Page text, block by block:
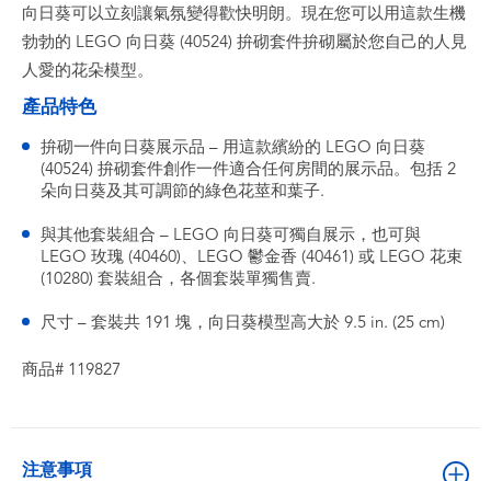
生活精品
向日葵可以立刻讓氣氛變得歡快明朗。現在您可以用這款生機
勃勃的 LEGO 向日葵 (40524) 拚砌套件拚砌屬於您自己的人見
人愛的花朵模型。
產品特色
拚砌一件向日葵展示品 – 用這款繽紛的 LEGO 向日葵
(40524) 拚砌套件創作一件適合任何房間的展示品。包括 2
朵向日葵及其可調節的綠色花莖和葉子.
與其他套裝組合 – LEGO 向日葵可獨自展示，也可與
LEGO 玫瑰 (40460)、LEGO 鬱金香 (40461) 或 LEGO 花束
(10280) 套裝組合，各個套裝單獨售賣.
尺寸 – 套裝共 191 塊，向日葵模型高大於 9.5 in. (25 cm)
商品# 119827
注意事項